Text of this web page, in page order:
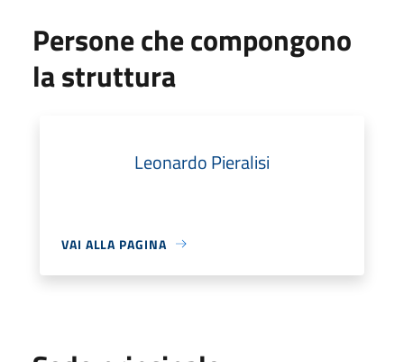
Persone che compongono
la struttura
Leonardo Pieralisi
VAI ALLA PAGINA